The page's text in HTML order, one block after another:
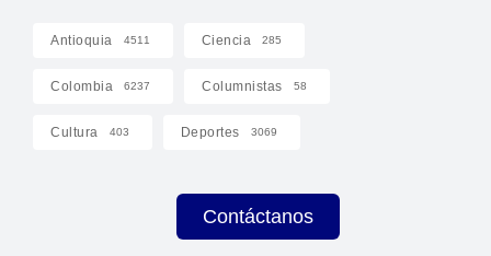
Antioquia 4511 Ciencia 285
Colombia 6237 Columnistas 58
Cultura 403 Deportes 3069
Contáctanos